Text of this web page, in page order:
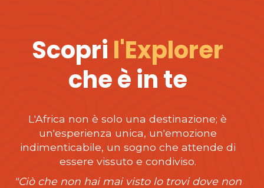
Scopri l'Explorer
che è in te
L'Africa non è solo una destinazione; è
un'esperienza unica, un'emozione
indimenticabile, un sogno che attende di
essere vissuto e condiviso.
"Ciò che non hai mai visto lo trovi dove non